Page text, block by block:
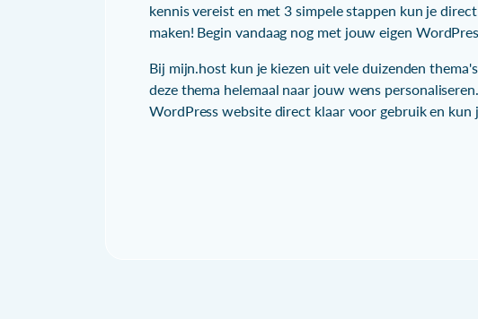
kennis vereist en met 3 simpele stappen kun je
maken! Begin vandaag nog met jouw eigen
Bij mijn.host kun je kiezen uit vele duizenden
deze thema helemaal naar jouw wens
WordPress website direct klaar voor gebruik en kun